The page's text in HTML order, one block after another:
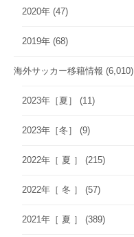
2020年 (47)
2019年 (68)
海外サッカー移籍情報 (6,010)
2023年［夏］ (11)
2023年［冬］ (9)
2022年［ 夏 ］ (215)
2022年［ 冬 ］ (57)
2021年［ 夏 ］ (389)